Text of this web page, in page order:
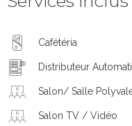
Cafétéria
Distributeur
Salon/ Salle
Salon TV / Vidéo